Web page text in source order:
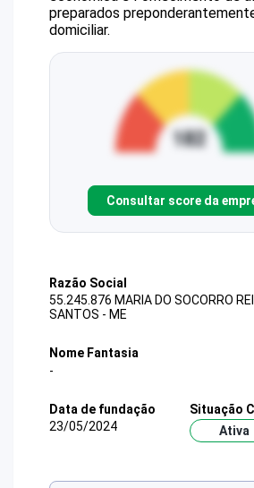
preparados
domiciliar.
Consultar score da
Razão Social
55.245.876 MARIA DO SOCORRO
SANTOS - ME
Nome Fantasia
-
Data de fundação
23/05/2024
Situação
Ativa